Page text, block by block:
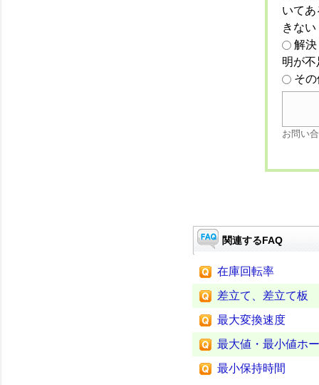
いて
きない
解
明が
そ
お問い
関連するFAQ
在庫回転率
差立て、差立て板
最大変換速度
最大値・最小値ホ
最小保持時間